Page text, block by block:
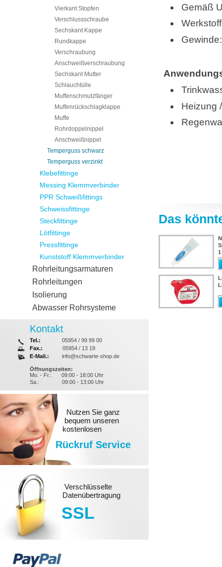
Gemäß
Heizung
Das
1
Vierkant Stopfen
Verschlussschraube
Sechskant Kappe
Rundkappe
Verschraubung
Anschweißverschraubung
Sechskant Mutter
Schlauchtülle
Muffenschmutzfänger
Muffenrückschlagklappe
Muffe
Rohrdoppelnippel
Anschweißnippel
Temperguss schwarz
Temperguss verzinkt
Klebefittinge
Messing Klemmverbinder
PPR Schweißfittings
Schweissfittinge
Steckfittinge
Lötfittinge
Pressfittinge
Kunststoff Klemmverbinder
Rohrleitungsarmaturen
Rohrleitungen
Isolierung
Abwasser Rohrsysteme
Kontakt
Tel.:
05954 / 99 99 00
Fax.:
05954 / 13 19
E-Mail.:
info@schwarte-shop.de
Öffnungszeiten:
Mo. - Fr.:
09:00 - 18:00 Uhr
Sa.:
09:00 - 13:00 Uhr
Nutzen Sie ganz
bequem unseren
kostenlosen
Rückruf Service
Verschlüsselte
Datenübertragung
SSL